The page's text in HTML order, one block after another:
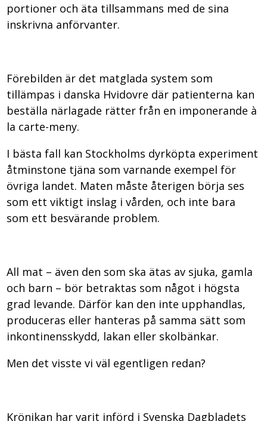
portioner och äta tillsammans med de sina
inskrivna anförvanter.
Förebilden är det matglada system som
tillämpas i danska Hvidovre där patienterna kan
beställa närlagade rätter från en imponerande à
la carte-meny.
I bästa fall kan Stockholms dyrköpta experiment
åtminstone tjäna som varnande exempel för
övriga landet. Maten måste återigen börja ses
som ett viktigt inslag i vården, och inte bara
som ett besvärande problem.
All mat – även den som ska ätas av sjuka, gamla
och barn – bör betraktas som något i högsta
grad levande. Därför kan den inte upphandlas,
produceras eller hanteras på samma sätt som
inkontinensskydd, lakan eller skolbänkar.
Men det visste vi väl egentligen redan?
Krönikan har varit införd i Svenska Dagbladets